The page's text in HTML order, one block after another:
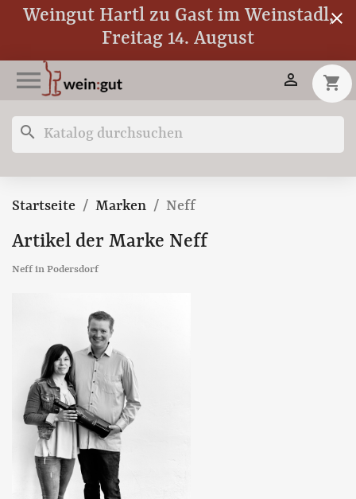
Weingut Hartl zu Gast im Weinstadl,
Freitag 14. August
close
 shopping_cart

search
Startseite Marken Neff
Artikel der Marke Neff
Neff in Podersdorf